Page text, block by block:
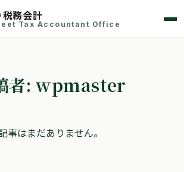
務会計
Tax Accountant Office
者:wpmaster
事はまだありません。